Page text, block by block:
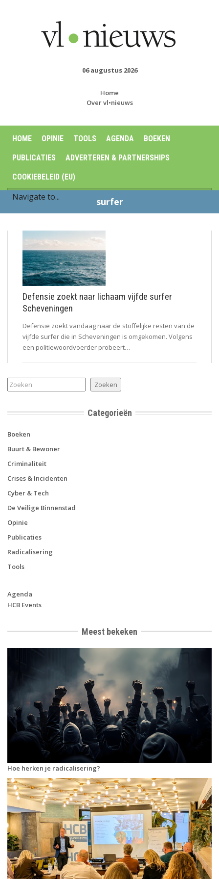
06 augustus 2026
Home
Over vl•nieuws
HOME OPINIE TOOLS AGENDA BOEKEN
PUBLICATIES ADVERTEREN & PARTNERSHIPS
COOKIEBELEID (EU)
surfer
Defensie zoekt naar lichaam vijfde surfer
Scheveningen
Defensie zoekt vandaag naar de stoffelijke resten van de
vijfde surfer die in Scheveningen is omgekomen. Volgens
een politiewoordvoerder probeert…
Zoeken Zoeken
Categorieën
Boeken
Buurt & Bewoner
Criminaliteit
Crises & Incidenten
Cyber & Tech
De Veilige Binnenstad
Opinie
Publicaties
Radicalisering
Tools
Agenda
HCB Events
Meest bekeken
Hoe herken je radicalisering?